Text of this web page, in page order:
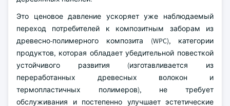
Это ценовое давление ускоряет уже наблюдаемый
переход потребителей к композитным заборам из
древесно-полимерного композита (WPC), категории
продуктов, которая обладает убедительной повесткой
устойчивого развития (изготавливается из
переработанных древесных волокон и
термопластичных полимеров), не требует
обслуживания и постепенно улучшает эстетические